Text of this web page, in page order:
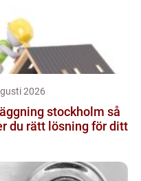
2026
stockholm så
du rätt lösning för ditt